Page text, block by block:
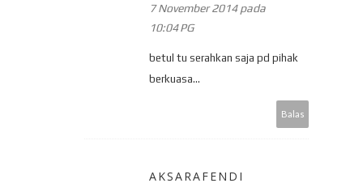
7 November 2014 pada
10:04 PG
betul tu serahkan saja pd pihak
berkuasa...
Balas
AKSARAFENDI